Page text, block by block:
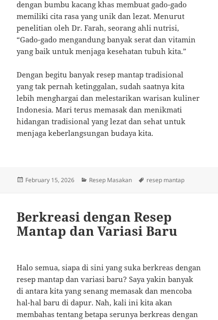
dengan bumbu kacang khas membuat gado-gado
memiliki cita rasa yang unik dan lezat. Menurut
penelitian oleh Dr. Farah, seorang ahli nutrisi,
“Gado-gado mengandung banyak serat dan vitamin
yang baik untuk menjaga kesehatan tubuh kita.”
Dengan begitu banyak resep mantap tradisional
yang tak pernah ketinggalan, sudah saatnya kita
lebih menghargai dan melestarikan warisan kuliner
Indonesia. Mari terus memasak dan menikmati
hidangan tradisional yang lezat dan sehat untuk
menjaga keberlangsungan budaya kita.
Posted
February 15, 2026 Categories
Resep Masakan Tags
resep mantap
Berkreasi dengan Resep
Mantap dan Variasi Baru
Halo semua, siapa di sini yang suka berkreas dengan
resep mantap dan variasi baru? Saya yakin banyak
di antara kita yang senang memasak dan mencoba
hal-hal baru di dapur. Nah, kali ini kita akan
membahas tentang betapa serunya berkreas dengan